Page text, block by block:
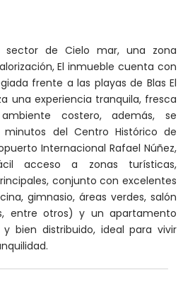
sector de Cielo mar, una zona
El inmueble cuenta con
frente a las playas de Blas El
una experiencia tranquila, fresca
costero, además, se
del Centro Histórico de
Internacional Rafael Núñez,
acceso a zonas turísticas,
conjunto con excelentes
gimnasio, áreas verdes, salón
entre otros) y un apartamento
bien distribuido, ideal para vivir